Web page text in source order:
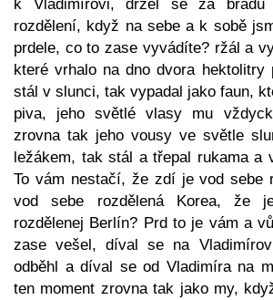
k Vladimírovi, držel se za
rozdělení, když na sebe a k sobě
prdele, co to zase vyvádíte? ržál a
které vrhalo na dno dvora hektolitry
stál v slunci, tak vypadal jako faun,
piva, jeho světlé vlasy mu
zrovna tak jeho vousy ve světle
ležákem, tak stál a třepal rukama a
To vám nestačí, že zdí je vod sebe
vod sebe rozdělená Korea, že
rozdělenej Berlín? Prd to je vám a
zase vešel, díval se na
odběhl a díval se od Vladimíra na
ten moment zrovna tak jako my,